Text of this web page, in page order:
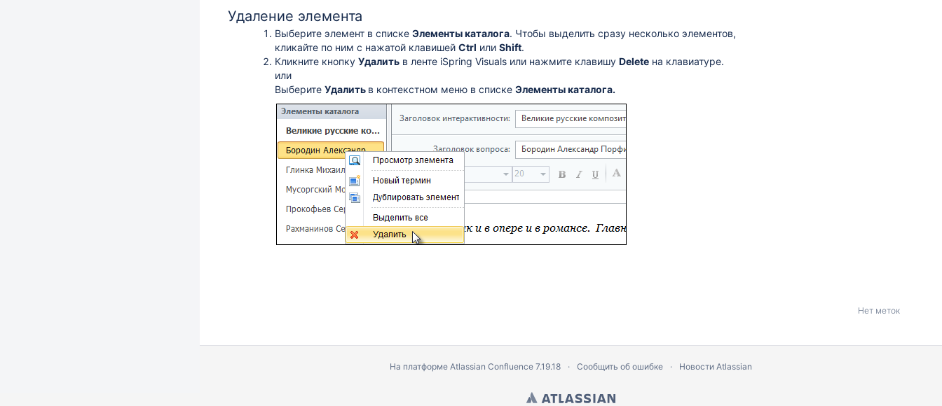
Удаление элемента
Выберите элемент в списке Элементы каталога. Чтобы выделить сразу несколько элементов,
кликайте по ним с нажатой клавишей Ctrl или Shift.
Кликните кнопку Удалить в ленте iSpring Visuals или нажмите клавишу Delete на клавиатуре.
или
Выберите Удалить в контекстном меню в списке Элементы каталога.
Нет меток
На платформе Atlassian Confluence 7.19.18 Сообщить об ошибке Новости Atlassian